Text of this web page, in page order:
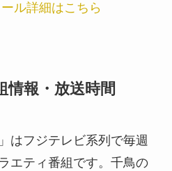
ル詳細はこちら
情報・放送時間
はフジテレビ系列で毎週
エティ番組です。千鳥の